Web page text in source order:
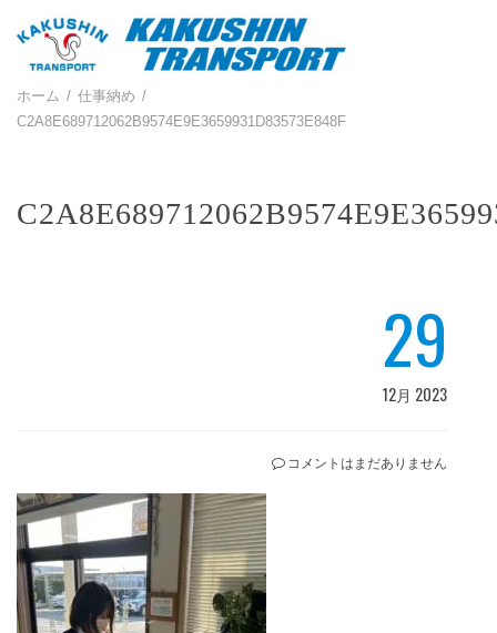
ホーム
仕事納め
C2A8E689712062B9574E9E3659931D83573E848F
29
12月 2023
コメントはまだありません